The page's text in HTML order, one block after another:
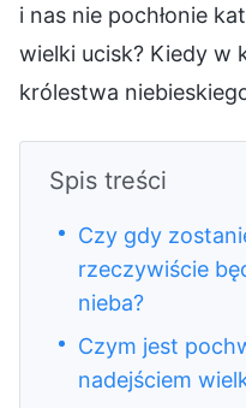
i nas nie pochłonie
wielki ucisk? Kiedy w
królestwa
Spis treści
Czy gdy
rzeczywiście
nieba?
Czym jest
nadejściem